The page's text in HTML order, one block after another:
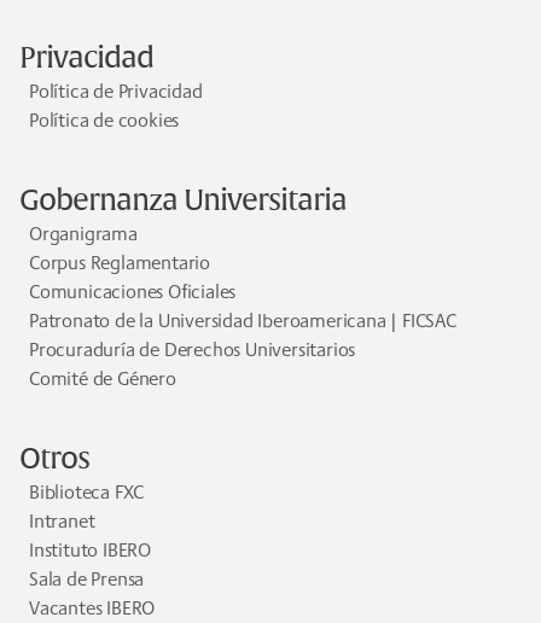
Privacidad
Política de Privacidad
Política de cookies
Gobernanza Universitaria
Organigrama
Corpus Reglamentario
Comunicaciones Oficiales
Patronato de la Universidad Iberoamericana | FICSAC
Procuraduría de Derechos Universitarios
Comité de Género
Otros
Biblioteca FXC
Intranet
Instituto IBERO
Sala de Prensa
Vacantes IBERO